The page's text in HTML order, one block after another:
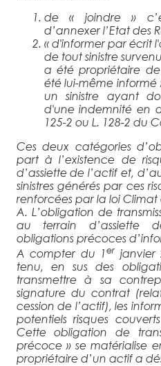
de « joindre»
d’annexer l’Etat des
« d'informer par écrit
de tout sinistre
a été propriétaire
été lui-même informé
un sinistre ayant
d'une indemnité en
125-2 ou L. 128-2 du
Ces deux catégories
part à l’existence de
d’assiette de l’actif et,
sinistres générés par ces
renforcées par la loi Climat
A. L’obligation de
au terrain d’assiette
obligations précoces
A compter du 1er janvier
tenu, en sus des
transmettre à sa
signature du contrat
cession de l’actif), les
potentiels risques
Cette obligation de
précoce » se matérialise
propriétaire d’un actif a